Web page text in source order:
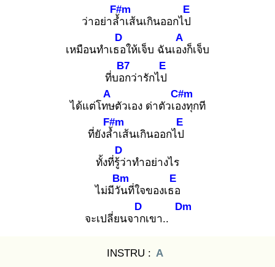
ว่าอย่าล้ำ
F#m
เส้นเกินออกไป
E
เหมือนทำเธอ
D
ให้เจ็บ ฉันเอง
A
ก็เจ็บ
ที่บอก
B7
ว่ารักไป
E
ได้แต่โทษ
A
ตัวเอง ด่าตัวเอง
C#m
ทุกที
ที่ยังล้ำ
F#m
เส้นเกินออกไป
E
ทั้งที่รู้ว่
D
าทำอย่างไร
ไม่มีวัน
Bm
ที่ใจของเธอ
E
จะเปลี่ยนจาก
D
เขา..
Dm
INSTRU : A